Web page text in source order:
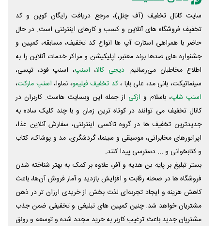
سایت کانال تخفیف (آف چنل)، مرجع دریافت رایگان کوپن و کد
تخفیف فروشگاه های آنلاین و کسب و‌ کارهای اینترنتی است. در حال
حاضر با همراهی استارت آپ ها انواع کد تخفیف، مسابقه، کمپین و
جشنواره های صدها برند معتبر، اپلیکیشن و مراکز خدمات آنلاین را به
اطلاع مخاطبان می‌رسانیم. دیجی کالا، اسنپ، اسنپ فود، تپسی،
سینماتیکت، بانی مد، علی‌ بابا ،کد تخفیف فیلیمو، نماوا، اسنپ مارکت،
اسنپ شاپ، باسلام و ازکی از جمله این وبسایت ‌هاست. کاربران در
کانال تخفیف می توانند در کوتاه ترین زمان و با چند کلیک ساده به
جدیدترین تخفیف ها در گروه تاکسی اینترنتی، سفارش آنلاین غذا،
اپراتورهای مخابراتی، موسیقی و سینما، گردشگری، مد و پوشاک، کتاب
و کتابخوانی و ... دسترسی پیدا کنند.
بستر تبلیغ بر پایه بن هدیه و آفر، علاوه بر کمک به بهتر شناخته شدن
فروشگاه ها در صحنه رقابت و افزایش بازدید و آمار فروش آن‌ها، باعث
کاهش هزینه و ایجاد تجربه‌ای لذت بخش از خریدی ارزان تر در ذهن
مشتریان خواهد شد. چنین کمپین های تبلیغی و تخفیفی ضمن جذب
مشتریان جدید باعث ترغیب کاربر به خرید مجدد شده و توسعه و رونق